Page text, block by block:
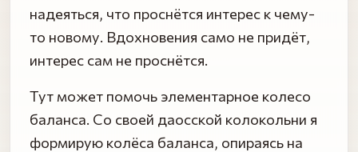
надеяться, что проснётся интерес к чему-
то новому. Вдохновения само не придёт,
интерес сам не проснётся.
Тут может помочь элементарное колесо
баланса. Со своей даосской колокольни я
формирую колёса баланса, опираясь на